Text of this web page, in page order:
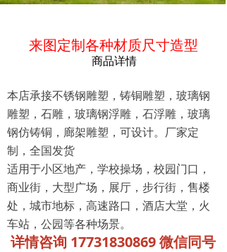
商品详情
本店承接不锈钢雕塑，铸铜雕塑，玻璃钢
雕塑，石雕，玻璃钢浮雕，石浮雕，玻璃
钢仿铸铜，廊架雕塑，可设计。厂家定
制，全国发货
适用于小区地产，学校操场，校园门口，
商业街，大型广场，展厅，步行街，售楼
处，城市地标，高速路口，酒店大堂，火
车站，公园等各种场景。
详情咨询 17731830869 微信同号
来图定制各种材质尺寸造型